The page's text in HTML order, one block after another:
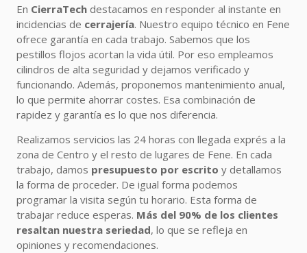
En CierraTech destacamos en responder al instante en
incidencias de cerrajería. Nuestro equipo técnico en Fene
ofrece garantía en cada trabajo. Sabemos que los
pestillos flojos acortan la vida útil. Por eso empleamos
cilindros de alta seguridad y dejamos verificado y
funcionando. Además, proponemos mantenimiento anual,
lo que permite ahorrar costes. Esa combinación de
rapidez y garantía es lo que nos diferencia.
Realizamos servicios las 24 horas con llegada exprés a la
zona de Centro y el resto de lugares de Fene. En cada
trabajo, damos presupuesto por escrito y detallamos
la forma de proceder. De igual forma podemos
programar la visita según tu horario. Esta forma de
trabajar reduce esperas. Más del 90% de los clientes
resaltan nuestra seriedad, lo que se refleja en
opiniones y recomendaciones.